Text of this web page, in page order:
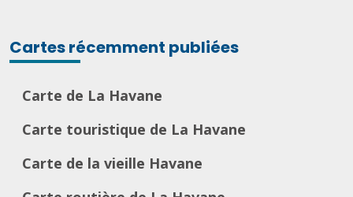
Cartes récemment publiées
Carte de La Havane
Carte touristique de La Havane
Carte de la vieille Havane